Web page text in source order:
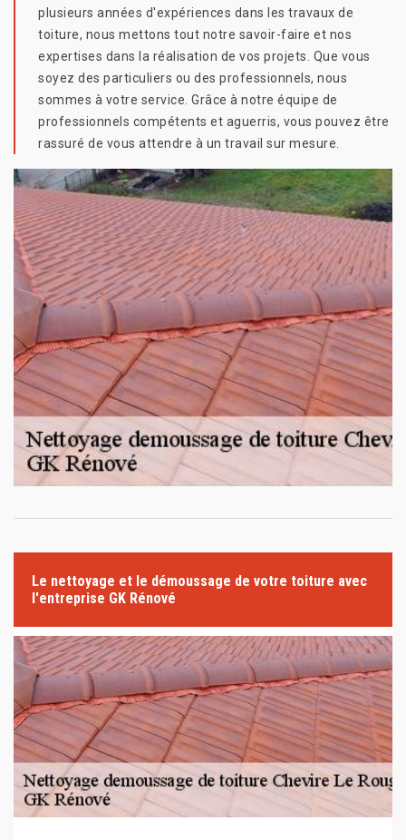
plusieurs années d'expériences dans les travaux de
toiture, nous mettons tout notre savoir-faire et nos
expertises dans la réalisation de vos projets. Que vous
soyez des particuliers ou des professionnels, nous
sommes à votre service. Grâce à notre équipe de
professionnels compétents et aguerris, vous pouvez être
rassuré de vous attendre à un travail sur mesure.
Le nettoyage et le démoussage de votre toiture avec
l'entreprise GK Rénové